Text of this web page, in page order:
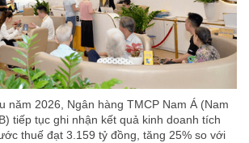
năm 2026, Ngân hàng TMCP Nam Á (Nam
tiếp tục ghi nhận kết quả kinh doanh tích
thuế đạt 3.159 tỷ đồng, tăng 25% so với